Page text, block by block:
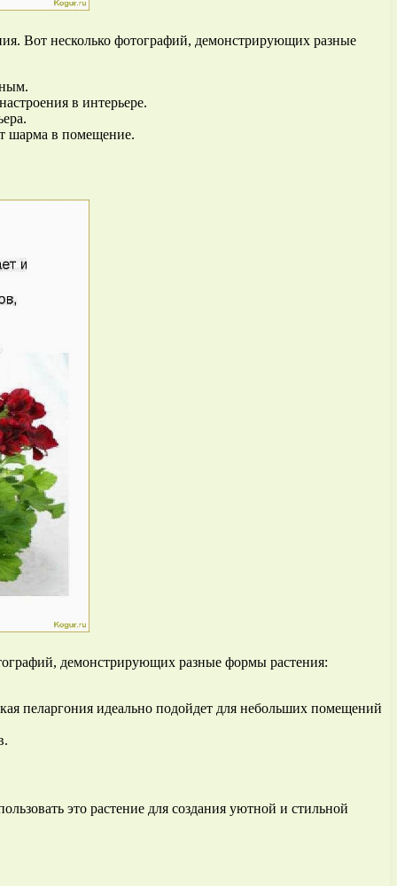
Вот несколько фотографий, демонстрирующих разные
в интерьере.
шарма в помещение.
демонстрирующих разные формы растения:
пеларгония идеально подойдет для небольших помещений
это растение для создания уютной и стильной